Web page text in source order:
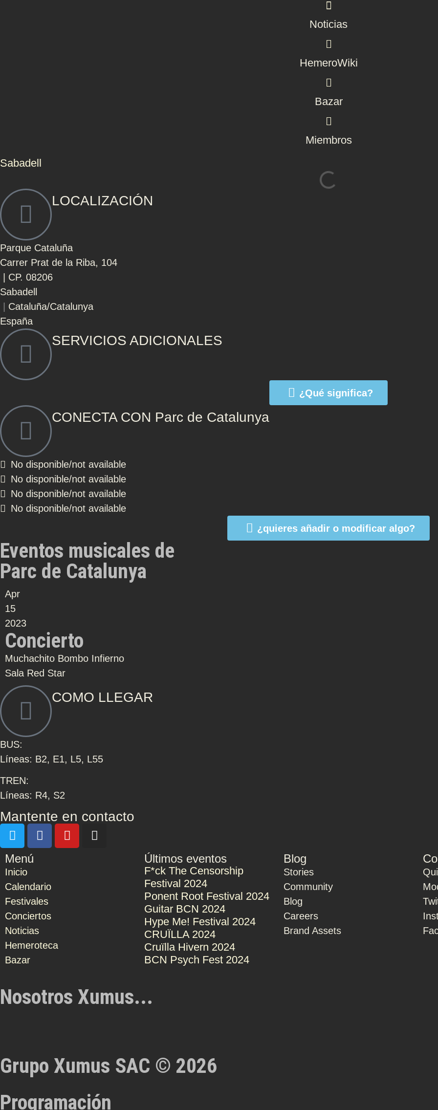
Noticias
HemeroWiki
Bazar
Miembros
Sabadell
LOCALIZACIÓN
Parque Cataluña
Carrer Prat de la Riba, 104
| CP. 08206
Sabadell
Cataluña/Catalunya
España
SERVICIOS ADICIONALES
¿Qué significa?
CONECTA CON Parc de Catalunya
No disponible/not available
No disponible/not available
No disponible/not available
No disponible/not available
¿quieres añadir o modificar algo?
Eventos musicales de
Parc de Catalunya
Apr
15
2023
Concierto
Muchachito Bombo Infierno
Sala Red Star
COMO LLEGAR
BUS:
Líneas: B2, E1, L5, L55
TREN:
Líneas: R4, S2
Mantente en contacto
Menú
Inicio
Calendario
Festivales
Conciertos
Noticias
Hemeroteca
Bazar
Últimos eventos
F*ck The Censorship
Festival 2024
Ponent Root Festival 2024
Guitar BCN 2024
Hype Me! Festival 2024
CRUÏLLA 2024
Cruïlla Hivern 2024
BCN Psych Fest 2024
Blog
Stories
Community
Blog
Careers
Brand Assets
Nosotros Xumus...
Grupo Xumus SAC © 2026
Programación